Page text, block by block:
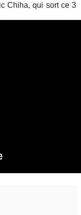
Chiha, qui sort ce 3